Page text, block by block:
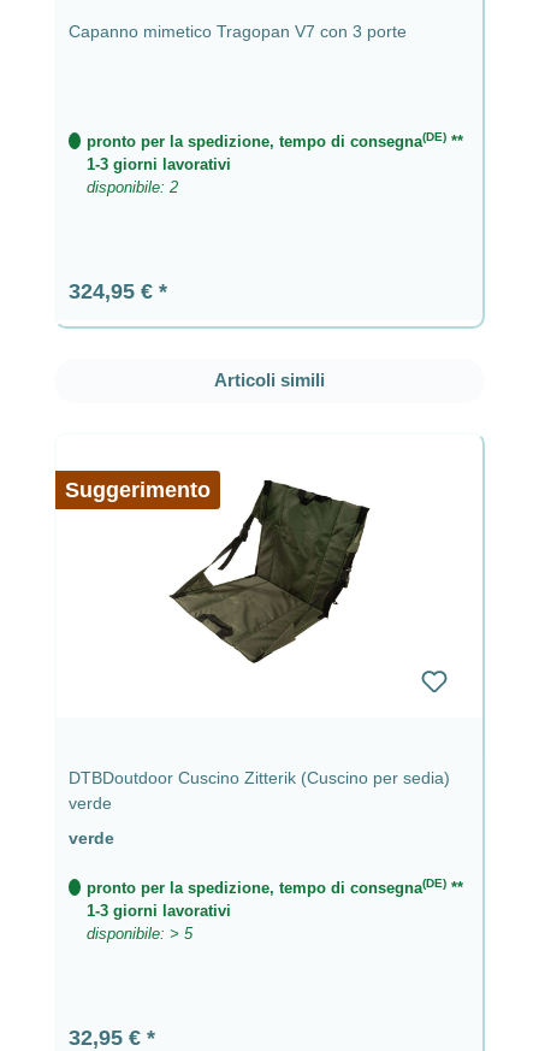
Capanno mimetico Tragopan V7 con 3 porte
pronto per la spedizione, tempo di consegna(DE) **
1-3 giorni lavorativi
disponibile: 2
Prezzo normale:
324,95 €
Salta la galleria dei prodotti
Articoli simili
Suggerimento
DTBDoutdoor Cuscino Zitterik (Cuscino per sedia)
verde
verde
pronto per la spedizione, tempo di consegna(DE) **
1-3 giorni lavorativi
disponibile: > 5
Prezzo normale:
32,95 €